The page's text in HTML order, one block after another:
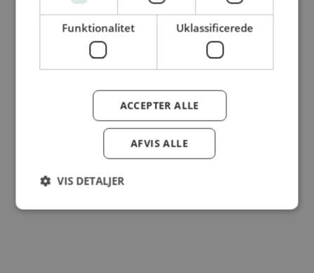
Funktionalitet Uklassificerede
ACCEPTER ALLE
AFVIS ALLE
VIS DETALJER